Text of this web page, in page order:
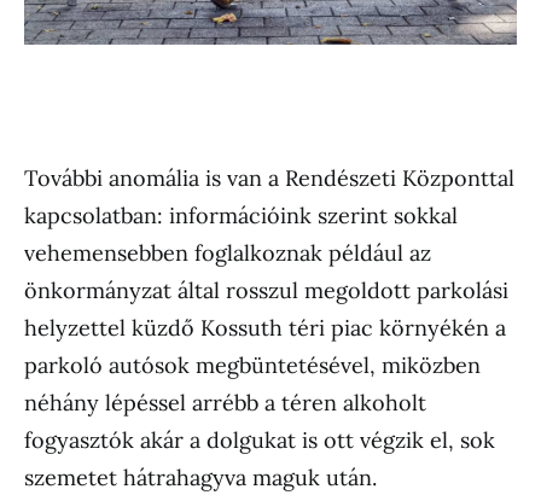
További anomália is van a Rendészeti Központtal
kapcsolatban: információink szerint sokkal
vehemensebben foglalkoznak például az
önkormányzat által rosszul megoldott parkolási
helyzettel küzdő Kossuth téri piac környékén a
parkoló autósok megbüntetésével, miközben
néhány lépéssel arrébb a téren alkoholt
fogyasztók akár a dolgukat is ott végzik el, sok
szemetet hátrahagyva maguk után.